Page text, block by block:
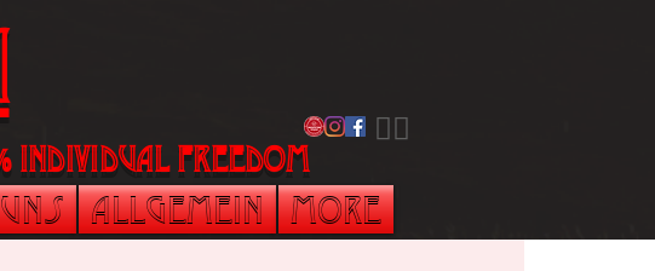
individual freedom
​🏳️‍🌈
Allgemein More